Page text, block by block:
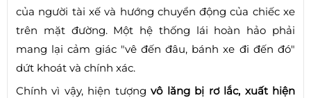
của người tài xế và hướng chuyển động của chiếc xe
trên mặt đường. Một hệ thống lái hoàn hảo phải
mang lại cảm giác "vê đến đâu, bánh xe đi đến đó"
dứt khoát và chính xác.
Chính vì vậy, hiện tượngvô lăng bị rơ lắc, xuất hiện